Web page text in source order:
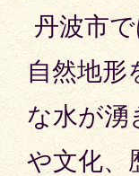
丹波市で
自然地形
な水が湧
や文化、